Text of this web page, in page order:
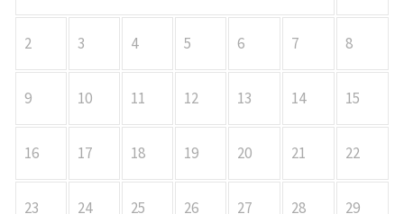
2 3 4 5 6 7 8
9 10 11 12 13 14 15
16 17 18 19 20 21 22
23 24 25 26 27 28 29